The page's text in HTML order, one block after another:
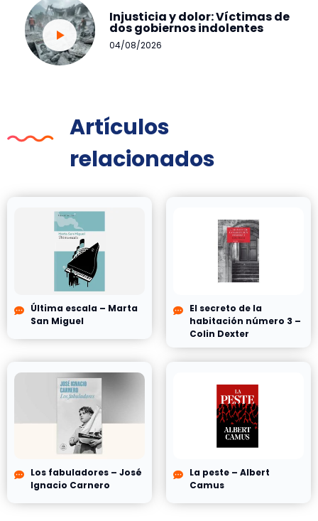
Injusticia y dolor: Víctimas de
dos gobiernos indolentes
04/08/2026
Artículos
relacionados
Última escala – Marta
San Miguel
El secreto de la
habitación número 3 –
Colin Dexter
Los fabuladores – José
Ignacio Carnero
La peste – Albert
Camus